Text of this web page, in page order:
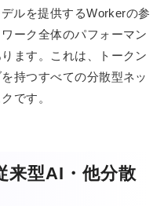
ルを提供するWorkerの参
ーク全体のパフォーマン
ます。これは、トークン
持つすべての分散型ネッ
です。
型AI・他分散